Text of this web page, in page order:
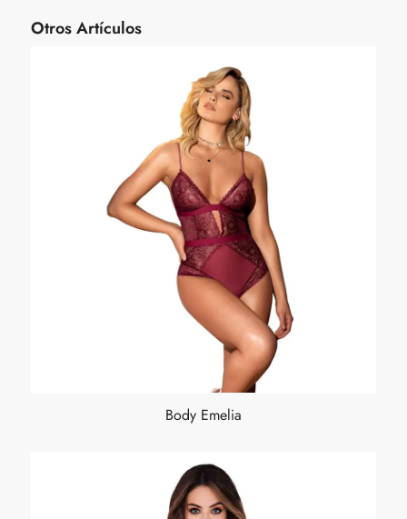
Otros Artículos
Body Emelia